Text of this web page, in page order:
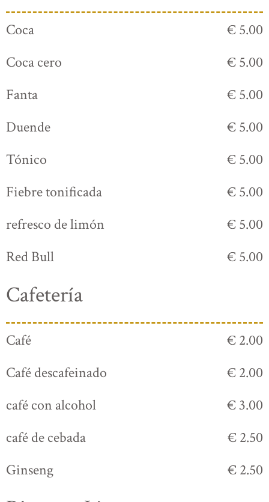
Coca
€ 5.00
Coca cero
€ 5.00
Fanta
€ 5.00
Duende
€ 5.00
Tónico
€ 5.00
Fiebre tonificada
€ 5.00
refresco de limón
€ 5.00
Red Bull
€ 5.00
Cafetería
Café
€ 2.00
Café descafeinado
€ 2.00
café con alcohol
€ 3.00
café de cebada
€ 2.50
Ginseng
€ 2.50